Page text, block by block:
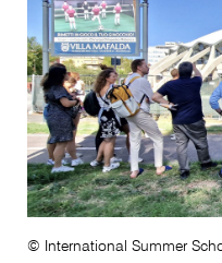
© International Summer